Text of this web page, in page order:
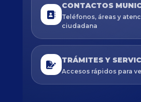
CONTACTOS
Teléfonos, áreas y
ciudadana
TRÁMITES Y
Accesos rápidos para